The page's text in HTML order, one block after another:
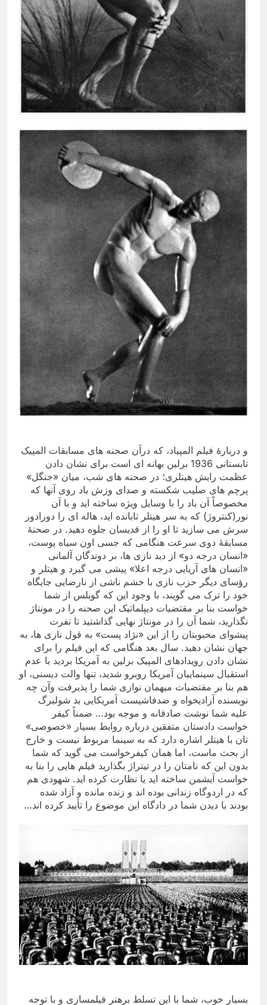
و دربارۀ فیلم المپیاد، که درآن صحنه های مسابقات المپیک
تابستانی 1936 برلین بهانه ای است برای نشان دادن
عظمت رایش هیتلری؛ در صحنه های شب، میان «جنگل»
پرچم های صلیب شکسته و صدای وزش باد روی آنها که
مخصوصاً آن باد را با وسایل ویژه ساخته اید و با آن
نور(کنتروژ) که به سر هیتلر تابانده اید، هاله ای را دورادور
سرش می سازید تا او را از قدیسان جلوه دهید. در صحنۀ
مسابقۀ دوی سرعت هنگامی که جسی اون سیاه پوست،
«انسان درجه دو» از دید نازی ها، بر دوندگان آلمانی
«انسان های آریایی درجه اعلا» پیشی می گیرد و هیتلر و
رؤسای دیگر حزب نازی با خشم ناشی از نارضایی جایگاه
خود را ترک می گویند، با وجود این که گوبلس از شما
خواست بنا بر مقتضیات دیپلماتیک این صحنه را در مونتاژ
نگذارید، شما آن را در مونتاژ نهایی گذاشتید تا نفرت
پیشوای محبوبتان را از این «نژاد پست» به قول نازی ها، به
جهان نشان دهید. سال بعد هنگامی که این فیلم را برای
نشان دادن رویدادهای المپیک برلین به آمریکا بردید با عدم
استقبال سینماییان آمریکا روبرو شدید، تنها والت دیسنی، او
هم بنا بر مقتضیات میهمان نوازی شما را پذیرفت وآن چه
نویسنده آزادیخواه و ضدفاشیست آمریکایی بد شولبرگ
علیه شما نوشت صادقانه و موجه بود… ضمناً کیفر
خواست دادستان متفقین درباره روابط بسیار «خصوصی»
تان با هیتلر اشاره دارد که به سینما مربوط نیست و خارج
از بحث ماست، اما همان کیفرخواست می گوید که شما
بدون این که نامتان را در تیتراژ بگذارید فیلم هایی را بنا به
خواست آیشمن ساخته اید یا نظارت کرده اید. شهودی هم
که در اردوگاه زندانی بوده اند و زنده مانده و آزاد شده
بودند با دیدن شما در دادگاه این موضوع را تأیید کرده اند…
بسیار خوب، شما با این تسلط برهنر فیلمسازی و با توجه